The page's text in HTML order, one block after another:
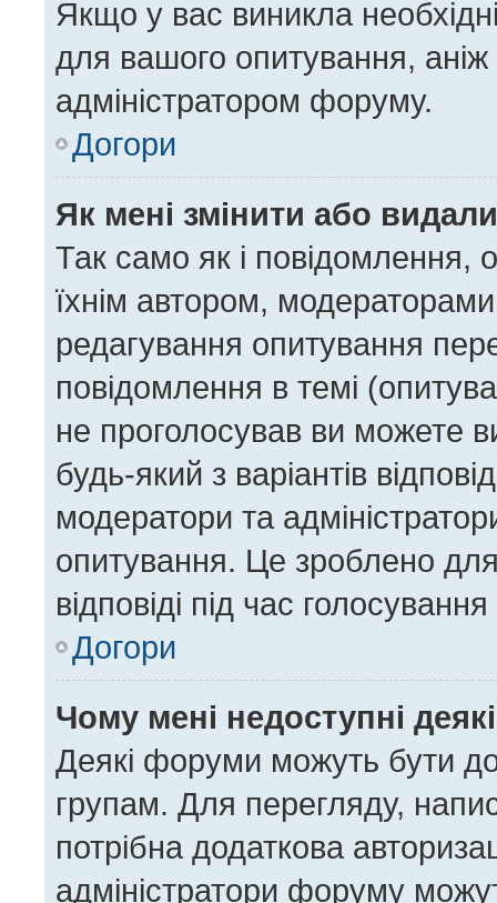
Якщо у вас виникла
для вашого опитування,
адміністратором форуму.
Догори
Як мені змінити або
Так само як і повідомлення,
їхнім автором,
редагування опитування
повідомлення в темі
не проголосував ви можете
будь-який з варіантів
модератори та
опитування. Це зроблено для
відповіді під час голосування
Догори
Чому мені недоступні
Деякі форуми можуть бути
групам. Для перегляду,
потрібна додаткова
адміністратори форуму